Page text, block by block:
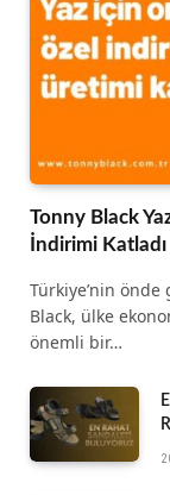
Tonny Black
İndirimi Katladı
Türkiye’nin önde
Black, ülke
önemli bir…